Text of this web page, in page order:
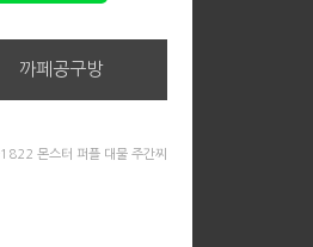
까페공구방
몬스터 퍼플 대물 주간찌